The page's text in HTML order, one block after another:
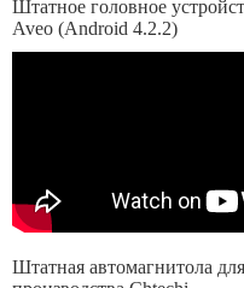
Штатное головное
Aveo (Android 4.2.2)
Штатная автомагнитола